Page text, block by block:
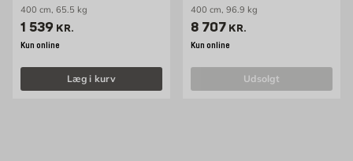
400 cm, 65.5 kg
Pris 1539 kr. /stk
1 539 KR.
Kun online
Læg i kurv
400 cm, 96.9 kg
Pris 8707 kr. /stk
8 707 KR.
Kun online
udsolgt